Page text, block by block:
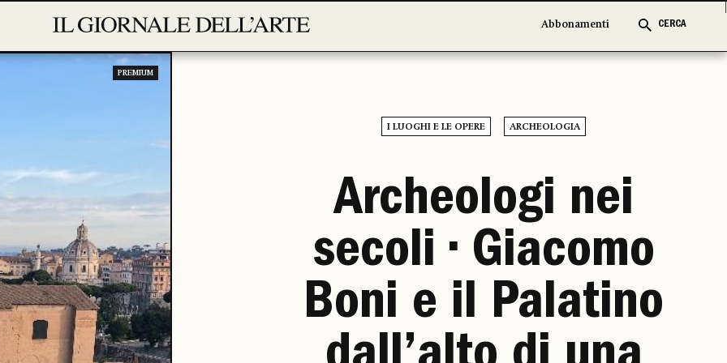
Abbonamenti CERCA
Abbonamenti CERCA
PREMIUM
I LUOGHI E LE OPERE ARCHEOLOGIA
Archeologi nei
secoli • Giacomo
Boni e il Palatino